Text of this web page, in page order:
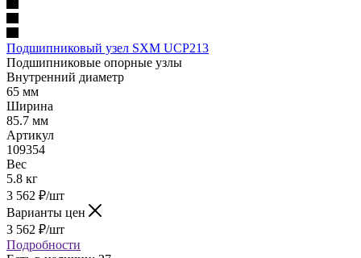
Подшипниковый узел SXM UCP213
Подшипниковые опорные узлы
Внутренний диаметр
65 мм
Ширина
85.7 мм
Артикул
109354
Вес
5.8 кг
3 562 ₽/шт
Варианты цен
3 562 ₽/шт
Подробности